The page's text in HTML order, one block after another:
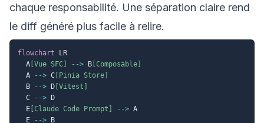
chaque responsabilité. Une séparation claire rend
le diff généré plus facile à relire.
flowchart LR
  A
[Vue SFC] --> B [Composable]
  A
--> C [Pinia Store]
  B
--> D [Vitest]
  C
--> D
  E
[Claude Code Prompt] --> A
  E
--> B